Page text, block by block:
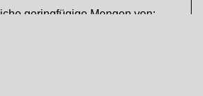
geringfügige Mengen von: